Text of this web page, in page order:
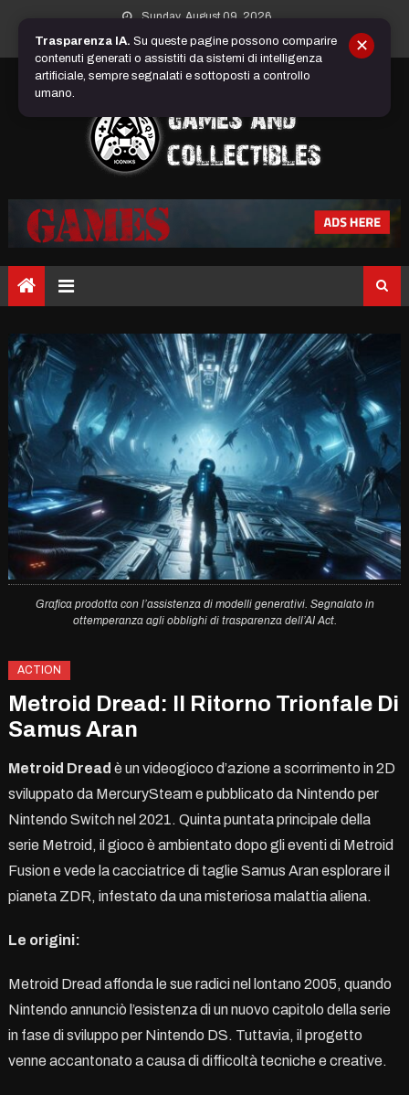
content
Sunday, August 09, 2026
Grafica prodotta con l’assistenza di modelli generativi. Segnalato in
ottemperanza agli obblighi di trasparenza dell’AI Act.
ACTION
Metroid Dread: Il Ritorno Trionfale Di
Samus Aran
Metroid Dread è un videogioco d’azione a scorrimento in 2D
sviluppato da MercurySteam e pubblicato da Nintendo per
Nintendo Switch nel 2021. Quinta puntata principale della
serie Metroid, il gioco è ambientato dopo gli eventi di Metroid
Fusion e vede la cacciatrice di taglie Samus Aran esplorare il
pianeta ZDR, infestato da una misteriosa malattia aliena.
Le origini:
Metroid Dread affonda le sue radici nel lontano 2005, quando
Nintendo annunciò l’esistenza di un nuovo capitolo della serie
in fase di sviluppo per Nintendo DS. Tuttavia, il progetto
venne accantonato a causa di difficoltà tecniche e creative.
Trasparenza IA. Su queste pagine possono comparire
contenuti generati o assistiti da sistemi di intelligenza
artificiale, sempre segnalati e sottoposti a controllo
umano.
✕